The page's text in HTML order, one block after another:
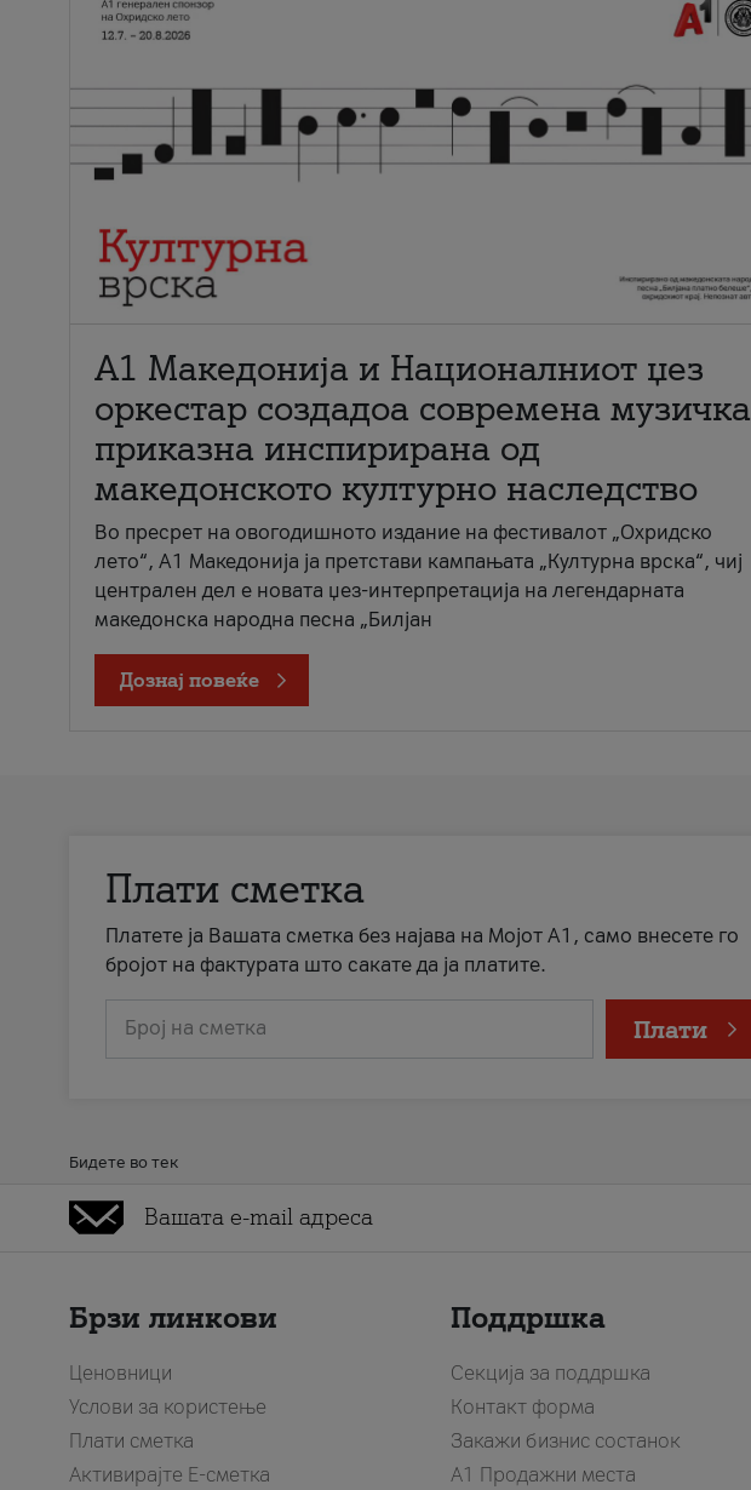
А1 Македонија и Националниот џез
оркестар создадоа современа музичка
приказна инспирирана од
македонското културно наследство
Во пресрет на овогодишното издание на фестивалот „Охридско
лето“, А1 Македонија ја претстави кампањата „Културна врска“, чиј
централен дел е новата џез-интерпретација на легендарната
македонска народна песна „Билјан
Дознај повеќе
Плати сметка
Платете ја Вашата сметка без најава на Мојот А1, само внесете го
бројот на фактурата што сакате да ја платите.
Број на сметка Плати
Бидете во тек
Брзи линкови
Ценовници
Услови за користење
Плати сметка
Активирајте Е-сметка
Поддршка
Секција за поддршка
Контакт форма
Закажи бизнис состанок
A1 Продажни места